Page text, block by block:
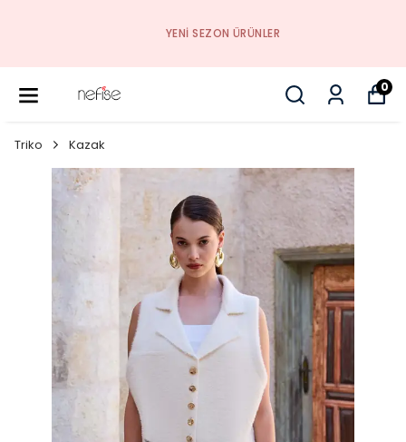
YENI SEZON ÜRÜNLER
0
Triko Kazak